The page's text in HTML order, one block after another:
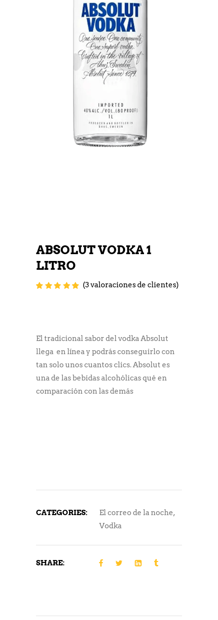
ABSOLUT VODKA 1
LITRO
Valorado
3(3valoraciones de clientes)
El tradicional sabor del vodka Absolut
llega en línea y podrás conseguirlo con
tan solo unos cuantos clics. Absolut es
una de las bebidas alcohólicas qué en
comparación con las demás
CATEGORIES: El correo de la noche,
Vodka
SHARE: